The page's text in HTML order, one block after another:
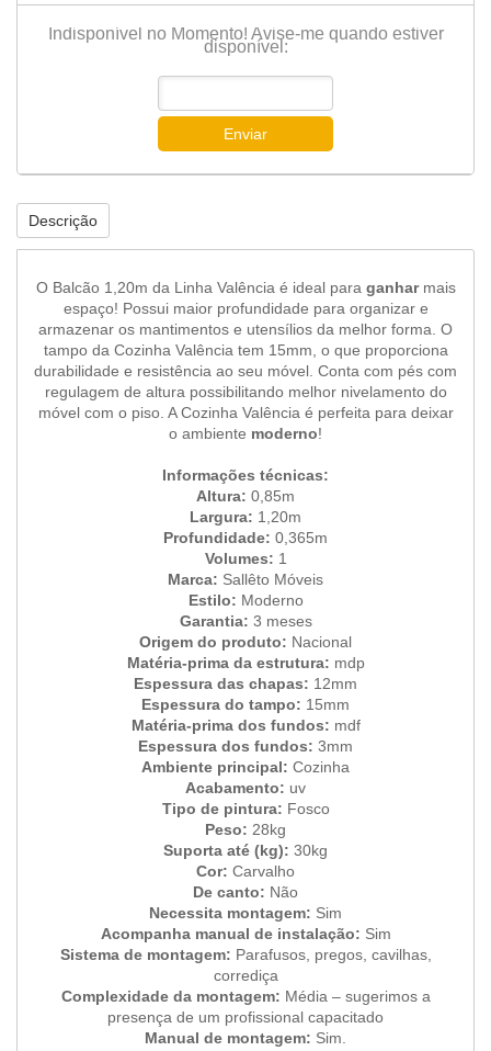
Indisponível no Momento! Avise-me quando estiver
disponível:
Enviar
Descrição
O Balcão 1,20m da Linha Valência é ideal para ganharmais
espaço! Possui maior profundidade para organizar e
armazenar os mantimentos e utensílios da melhor forma. O
tampo da Cozinha Valência tem 15mm, o que proporciona
durabilidade e resistência ao seu móvel. Conta com pés com
regulagem de altura possibilitando melhor nivelamento do
móvel com o piso. A Cozinha Valência é perfeita para deixar
o ambiente moderno!
Informações técnicas:
Altura: 0,85m
Largura: 1,20m
Profundidade: 0,365m
Volumes: 1
Marca: Sallêto Móveis
Estilo: Moderno
Garantia: 3 meses
Origem do produto: Nacional
Matéria-prima da estrutura: mdp
Espessura das chapas: 12mm
Espessura do tampo: 15mm
Matéria-prima dos fundos: mdf
Espessura dos fundos: 3mm
Ambiente principal: Cozinha
Acabamento: uv
Tipo de pintura: Fosco
Peso: 28kg
Suporta até (kg): 30kg
Cor: Carvalho
De canto: Não
Necessita montagem: Sim
Acompanha manual de instalação: Sim
Sistema de montagem: Parafusos, pregos, cavilhas,
corrediça
Complexidade da montagem: Média – sugerimos a
presença de um profissional capacitado
Manual de montagem: Sim.